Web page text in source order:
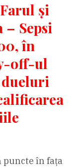
și
– Sepsi
în
off-ul
dueluri
puncte în fața